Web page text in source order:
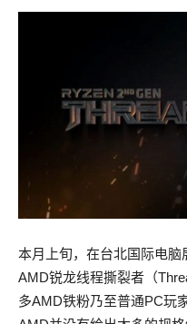
本月上旬，在台北国际电
AMD锐龙线程撕裂者（
多AMD铁粉乃至普通PC玩